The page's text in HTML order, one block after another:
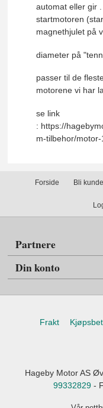
automat eller gir
startmotoren
magnethjulet på
diameter på
passer til de
motorene vi har
se link
: https://
m-tilbehor/
Forside Bli kunde
Partnere
Din konto
Frakt
Hageby Motor AS
99332829-